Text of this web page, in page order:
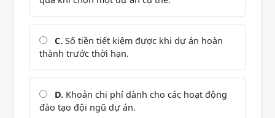
C. Số tiền tiết kiệm được khi dự án hoàn
thành trước thời hạn.
D. Khoản chi phí dành cho các hoạt động
đào tạo đội ngũ dự án.